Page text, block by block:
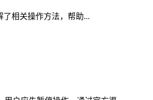
相关操作方法，帮助...